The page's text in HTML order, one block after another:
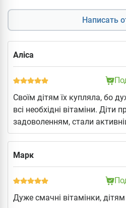
Написать
Аліса
Своїм дітям їх купляла, бо
всі необхідні вітаміни. Діти
задоволенням, стали
Марк
Дуже смачні вітамінки,